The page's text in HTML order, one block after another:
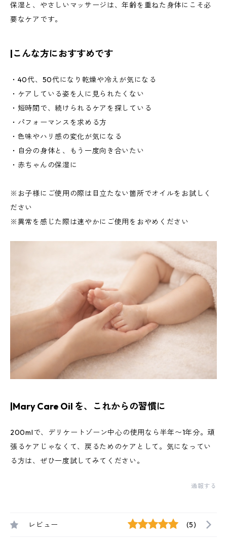
保湿と、やさしいマッサージは、年齢を重ねた身体にこそ必
要なケアです。
|こんな方におすすめです
・40代、50代になり乾燥や冷えが気になる
・ケアしている姿を人に見られたくない
・短時間で、続けられるケアを探している
・パフォーマンスを求める方
・色味やハリ感の変化が気になる
・自分の身体と、もう一度向き合いたい
・赤ちゃんの保湿に
※お子様にご使用の際は目立たない箇所でオイルをお試しく
ださい
※異常を感じた際は速やかにご使用をおやめください
|Mary Care Oil を、これからの習慣に
200mlで、デリケートゾーン中心の使用なら半年〜1年分。頑
張るケアじゃなくて、戻るためのケアとして。気になってい
る方は、ぜひ一度試してみてください。
通報する
レビュー (5)